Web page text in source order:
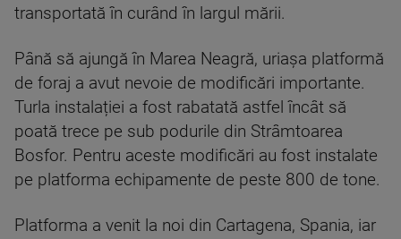
transportată în curând în largul mării.
Până să ajungă în Marea Neagră, uriașa platformă
de foraj a avut nevoie de modificări importante.
Turla instalației a fost rabatată astfel încât să
poată trece pe sub podurile din Strâmtoarea
Bosfor. Pentru aceste modificări au fost instalate
pe platforma echipamente de peste 800 de tone.
Platforma a venit la noi din Cartagena, Spania, iar